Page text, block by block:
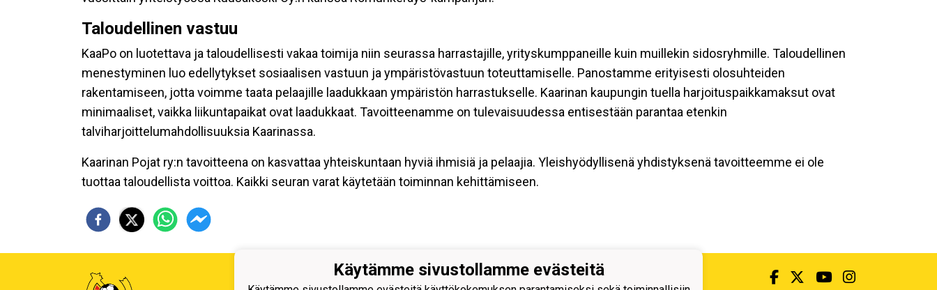
Taloudellinen vastuu
KaaPo on luotettava ja taloudellisesti vakaa toimija niin seurassa harrastajille, yrityskumppaneille kuin muillekin sidosryhmille. Taloudellinen
menestyminen luo edellytykset sosiaalisen vastuun ja ympäristövastuun toteuttamiselle. Panostamme erityisesti olosuhteiden
rakentamiseen, jotta voimme taata pelaajille laadukkaan ympäristön harrastukselle. Kaarinan kaupungin tuella harjoituspaikkamaksut ovat
minimaaliset, vaikka liikuntapaikat ovat laadukkaat. Tavoitteenamme on tulevaisuudessa entisestään parantaa etenkin
talviharjoittelumahdollisuuksia Kaarinassa.
Kaarinan Pojat ry:n tavoitteena on kasvattaa yhteiskuntaan hyviä ihmisiä ja pelaajia. Yleishyödyllisenä yhdistyksenä tavoitteemme ei ole
tuottaa taloudellista voittoa. Kaikki seuran varat käytetään toiminnan kehittämiseen.
Kaarinan Pojat ryKäytämme sivustollamme evästeitä